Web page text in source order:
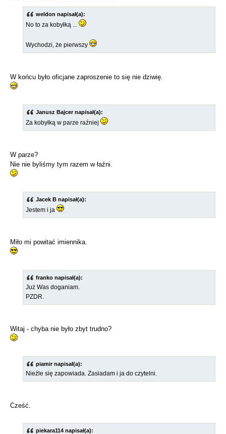
weldon napisał(a):
No to za kobyłką ...
Wychodzi, że pierwszy
W końcu było oficjane zaproszenie to się nie dziwię.
Janusz Bajcer napisał(a):
Za kobyłką w parze raźniej
W parze?
Nie nie byliśmy tym razem w łaźni.
Jacek B napisał(a):
Jestem i ja
Miło mi powitać imiennika.
franko napisał(a):
Już Was doganiam.
PZDR.
Witaj - chyba nie było zbyt trudno?
piamir napisał(a):
Nieźle się zapowiada. Zasiadam i ja do czytelni.
Cześć.
piekara114 napisał(a):